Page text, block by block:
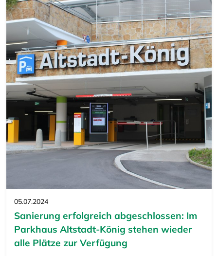
05.07.2024
Sanierung erfolgreich abgeschlossen: Im
Parkhaus Altstadt-König stehen wieder
alle Plätze zur Verfügung